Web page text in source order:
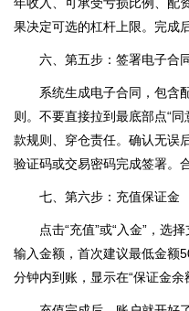
果决定可选的杠杆上限。完成
六、第五步：签署电子合
系统生成电子合同，包含
则。不要直接拉到最底部点“
款规则、穿仓责任。确认无误
验证码或交易密码完成签署。
七、第六步：充值保证金
点击“充值”或“入金”，选
输入金额，首次建议最低金额
分钟内到账，显示在“保证金余